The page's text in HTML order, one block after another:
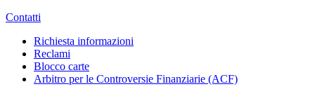
Contatti
Richiesta informazioni
Reclami
Blocco carte
Arbitro per le Controversie Finanziarie (ACF)